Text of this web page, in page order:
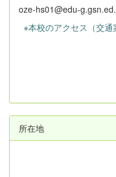
oze-hs01@edu-
※本校のアクセス（交通
所在地